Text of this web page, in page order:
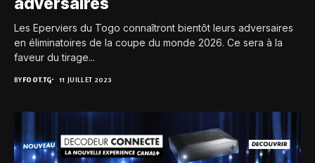
Les Eperviers du Togo connaîtront bientôt leurs adversaires
en éliminatoires de la coupe du monde 2026. Ce sera à la
faveur du tirage...
BYFOOT.TG 11 JUILLET 2023